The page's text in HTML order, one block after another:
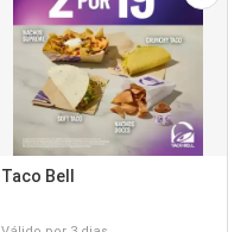
Taco Bell